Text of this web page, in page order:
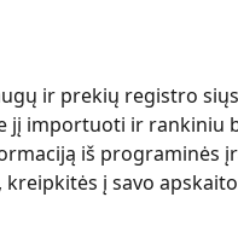
ir prekių registro
jį importuoti ir rankiniu
iš programinės
į savo